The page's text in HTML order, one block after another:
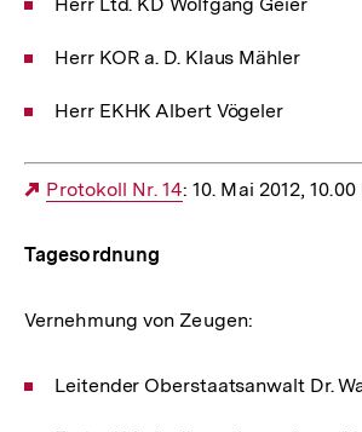
Herr KOR a. D. Klaus Mähler
Herr EKHK Albert Vögeler
Externer
Protokoll Nr. 14: 10. Mai 2012, 10.00
Tagesordnung
Vernehmung von Zeugen:
Leitender Oberstaatsanwalt Dr.